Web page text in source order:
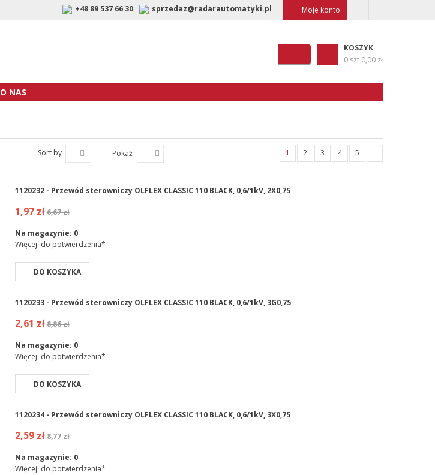
+48 89 537 66 30 sprzedaz@radarautomatyki.pl Moje konto
KOSZYK
0 szt 0,00 zł
O NAS
Sort by Pokaż 1 2 3 4 5
1120232 - Przewód sterowniczy OLFLEX CLASSIC 110 BLACK, 0,6/1kV, 2X0,75
1,97 zł6,67 zł
Na magazynie: 0
Więcej: do potwierdzenia*
DO KOSZYKA
1120233 - Przewód sterowniczy OLFLEX CLASSIC 110 BLACK, 0,6/1kV, 3G0,75
2,61 zł8,86 zł
Na magazynie: 0
Więcej: do potwierdzenia*
DO KOSZYKA
1120234 - Przewód sterowniczy OLFLEX CLASSIC 110 BLACK, 0,6/1kV, 3X0,75
2,59 zł8,77 zł
Na magazynie: 0
Więcej: do potwierdzenia*